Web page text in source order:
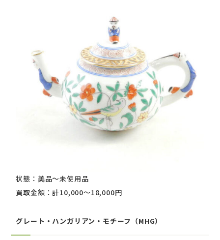
状態：美品～未使用品
買取金額：計10,000～18,000円
グレート・ハンガリアン・モチーフ（MHG）